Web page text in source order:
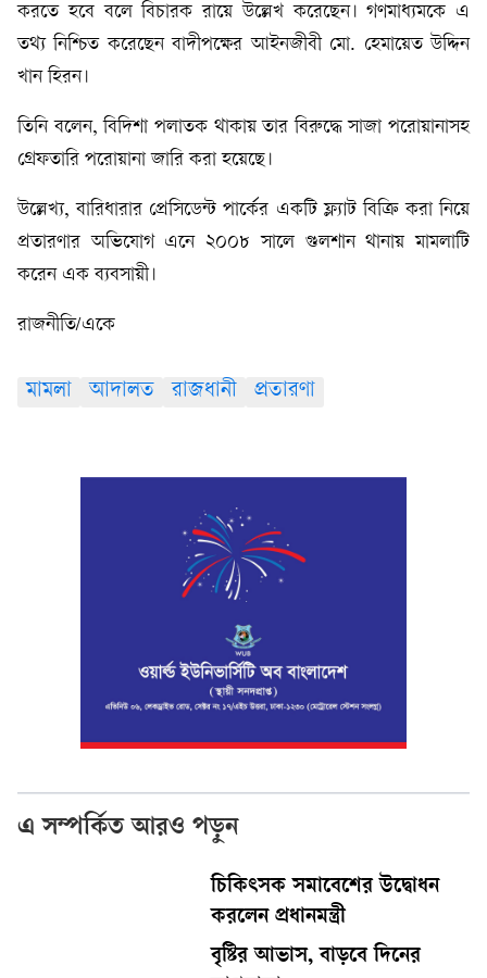
করতে হবে বলে বিচারক রায়ে উল্লেখ করেছেন। গণমাধ্যমকে এ
তথ্য নিশ্চিত করেছেন বাদীপক্ষের আইনজীবী মো. হেমায়েত উদ্দিন
খান হিরন।
তিনি বলেন, বিদিশা পলাতক থাকায় তার বিরুদ্ধে সাজা পরোয়ানাসহ
গ্রেফতারি পরোয়ানা জারি করা হয়েছে।
উল্লেখ্য, বারিধারার প্রেসিডেন্ট পার্কের একটি ফ্ল্যাট বিক্রি করা নিয়ে
প্রতারণার অভিযোগ এনে ২০০৮ সালে গুলশান থানায় মামলাটি
করেন এক ব্যবসায়ী।
রাজনীতি/একে
মামলা আদালত রাজধানী প্রতারণা
এ সম্পর্কিত আরও পড়ুন
চিকিৎসক সমাবেশের উদ্বোধন
করলেন প্রধানমন্ত্রী
বৃষ্টির আভাস, বাড়বে দিনের